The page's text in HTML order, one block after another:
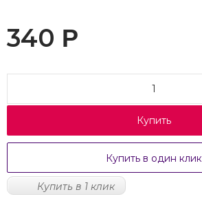
340 Р
Купить
Купить в один клик
Купить в 1 клик